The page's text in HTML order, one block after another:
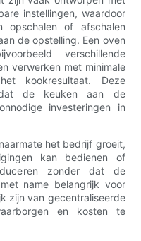
instellingen, waardoor
opschalen of afschalen
de opstelling. Een oven
verschillende
verwerken met minimale
kookresultaat. Deze
de keuken aan de
investeringen in
het bedrijf groeit,
kan bedienen of
zonder dat de
name belangrijk voor
zijn van gecentraliseerde
en kosten te